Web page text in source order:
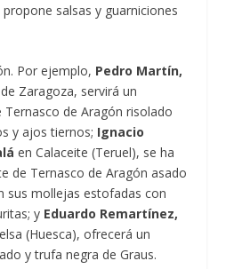
salsas y guarniciones
Por ejemplo, Pedro Martín,
de Zaragoza, servirá un
Ternasco de Aragón risolado
y ajos tiernos; Ignacio
en Calaceite (Teruel), se ha
de Ternasco de Aragón asado
sus mollejas estofadas con
y Eduardo Remartínez,
(Huesca), ofrecerá un
y trufa negra de Graus.